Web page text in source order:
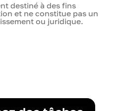
destiné à des fins
et ne constitue pas un
ou juridique.